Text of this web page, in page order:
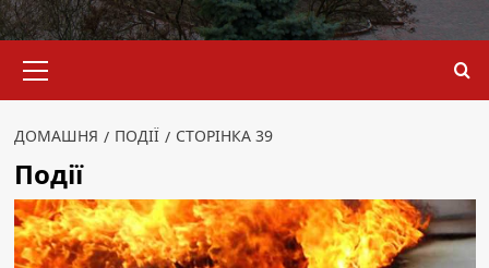
меню
ДОМАШНЯ ПОДІЇ СТОРІНКА 39
Події